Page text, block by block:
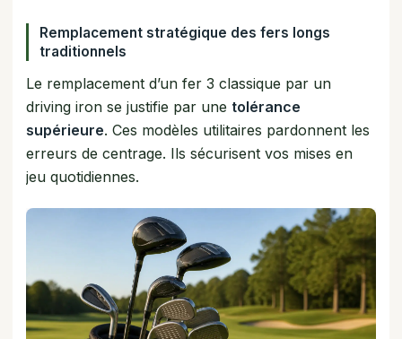
Remplacement stratégique des fers longs
traditionnels
Le remplacement d’un fer 3 classique par un
driving iron se justifie par une tolérance
supérieure. Ces modèles utilitaires pardonnent les
erreurs de centrage. Ils sécurisent vos mises en
jeu quotidiennes.